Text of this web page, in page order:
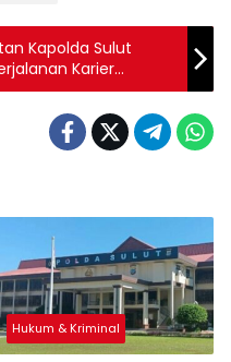
Kapolda Sulut
Karier
Hukum & Kriminal